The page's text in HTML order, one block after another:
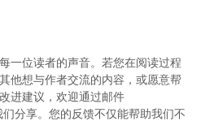
一位读者的声音。若您在阅读过程
他想与作者交流的内容，或愿意帮
进建议，欢迎通过邮件
们分享。您的反馈不仅能帮助我们不